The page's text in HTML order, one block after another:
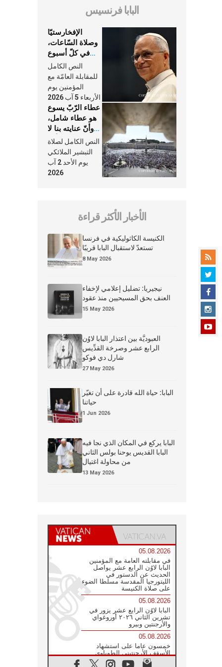
البابا فرنسيس
الإفخارستيّا
وصلاة السّاعات،
في كلّ أسبوع
وكلّ يوم، هما
النَّفَس في حياة
الكنيسة
النص الكامل
للمقابلة العامّة مع
المؤمنين يوم
الأربعاء 5 آب 2026
عطاء الرّبّ يسوع
هو عطاء شامل،
وأنّ عنايته بنا لا
تغيب عنّا أبدًا
النص الكامل لصلاة
التبشير الملائكي
يوم الأحد 2 آب
2026
الأخبار الأكثر قراءة
الكنيسة الكاثوليكية في فرنسا
تستعدّ لاستقبال البابا قريبًا
8 May 2026
نيجيريا: تضليل إعلامي لإخفاء
العنف بحق المسيحيين منذ عقود
15 May 2026
العبوديَّة بين اعتذار البابا لاوُن
الرابع عشر وصرخة القدِّيس
شارل دي فوكو
27 May 2026
البابا: حياة الله قادرة على أن تغيّر
حياتنا
1 Jun 2026
البابا يركع في المكان الذي نجا فيه
البابا القديس يوحنا بولس الثاني
من محاولة اغتيال
13 May 2026
05.08.2026
في مقابلته العامة مع المؤمنين
البابا لاوُن الرابع عشر يواصل
الحديث عن الدستور في
الليتورجيا المقدسة مسلطا الضوء
على صلاة الكنيسة
05.08.2026
البابا لاوُن الرابع عشر يزور في
تشرين الثاني ٢٠٢٦ أوروغواي
والأرجنتين وبيرو
05.08.2026
خمسون عاما على استشهاد
الأسقف الأرجنتيني الطوباوي
إنريكي أنجيليلي